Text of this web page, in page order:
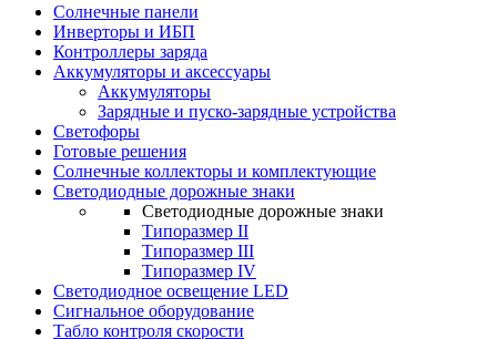
Солнечные панели
Инверторы и ИБП
Контроллеры заряда
Аккумуляторы и аксессуары
Аккумуляторы
Зарядные и пуско-зарядные устройства
Светофоры
Готовые решения
Солнечные коллекторы и комплектующие
Светодиодные дорожные знаки
Светодиодные дорожные знаки
Типоразмер II
Типоразмер III
Типоразмер IV
Светодиодное освещение LED
Сигнальное оборудование
Табло контроля скорости